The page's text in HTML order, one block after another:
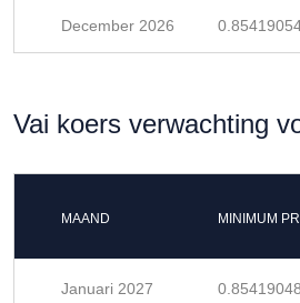
December 2026
Vai koers verwachting
MAAND MINIMUM
Januari 2027